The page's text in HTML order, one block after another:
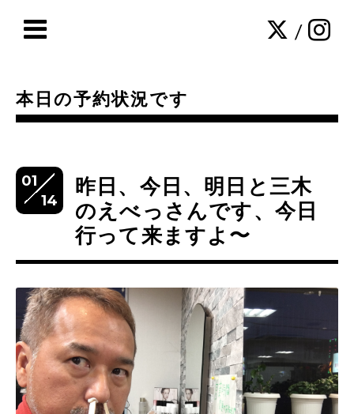
/
本日の予約状況です
01
14
昨日、今日、明日と三木
のえべっさんです、今日
行って来ますよ〜